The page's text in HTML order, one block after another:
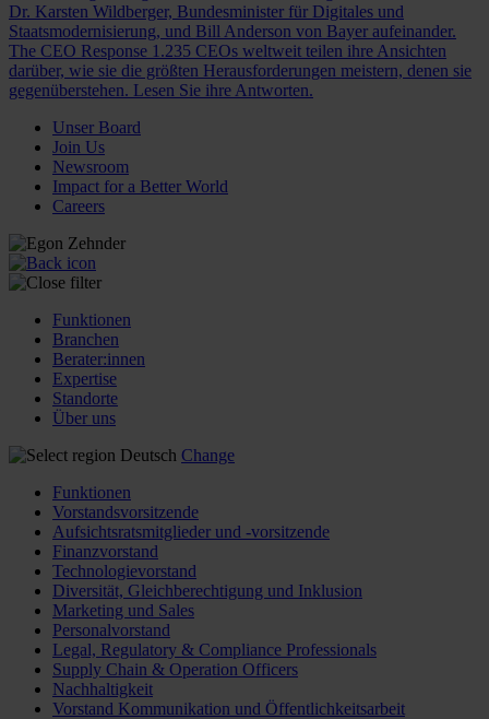
Dr. Karsten Wildberger, Bundesminister für Digitales und
Staatsmodernisierung, und Bill Anderson von Bayer aufeinander.
The CEO Response 1.235 CEOs weltweit teilen ihre Ansichten
darüber, wie sie die größten Herausforderungen meistern, denen sie
gegenüberstehen. Lesen Sie ihre Antworten.
Unser Board
Join Us
Newsroom
Impact for a Better World
Careers
Funktionen
Branchen
Berater:innen
Expertise
Standorte
Über uns
Deutsch Change
Funktionen
Vorstandsvorsitzende
Aufsichtsratsmitglieder und -vorsitzende
Finanzvorstand
Technologievorstand
Diversität, Gleichberechtigung und Inklusion
Marketing und Sales
Personalvorstand
Legal, Regulatory & Compliance Professionals
Supply Chain & Operation Officers
Nachhaltigkeit
Vorstand Kommunikation und Öffentlichkeitsarbeit